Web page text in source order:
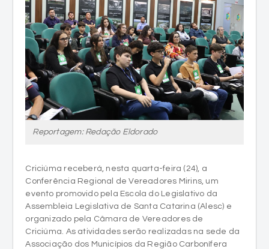
Reportagem: Redação Eldorado
Criciúma receberá, nesta quarta-feira (24), a
Conferência Regional de Vereadores Mirins, um
evento promovido pela Escola do Legislativo da
Assembleia Legislativa de Santa Catarina (Alesc) e
organizado pela Câmara de Vereadores de
Criciúma. As atividades serão realizadas na sede da
Associação dos Municípios da Região Carbonífera